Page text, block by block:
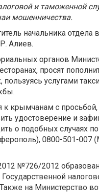
и таможенной
мошенничества.
начальника отдела
Алиев.
органов
просят
услугами
крымчанам с
удостоверение и
о подобных случаях
0800-501-007
№726/2012
на Министерство